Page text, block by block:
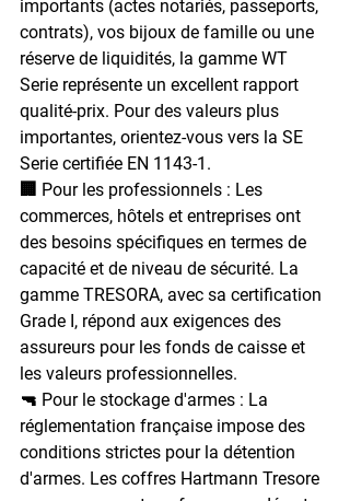
importants (actes notariés, passeports,
contrats), vos bijoux de famille ou une
réserve de liquidités, la gamme WT
Serie représente un excellent rapport
qualité-prix. Pour des valeurs plus
importantes, orientez-vous vers la SE
Serie certifiée EN 1143-1.
🏢 Pour les professionnels : Les
commerces, hôtels et entreprises ont
des besoins spécifiques en termes de
capacité et de niveau de sécurité. La
gamme TRESORA, avec sa certification
Grade I, répond aux exigences des
assureurs pour les fonds de caisse et
les valeurs professionnelles.
🔫 Pour le stockage d'armes : La
réglementation française impose des
conditions strictes pour la détention
d'armes. Les coffres Hartmann Tresore